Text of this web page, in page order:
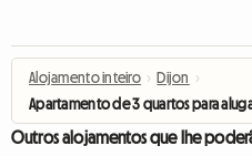
Alojamento inteiro › Dijon ›
Apartamento de 3 quartos para
Outros alojamentos que lhe